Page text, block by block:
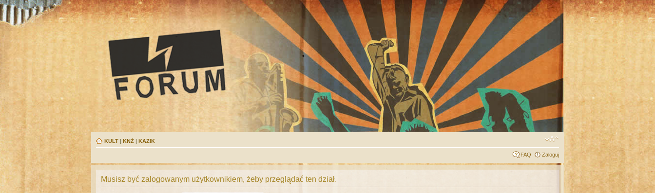
KULT | KNŻ | KAZIK
FAQ Zaloguj
Musisz być zalogowanym użytkownikiem, żeby przeglądać ten dział.